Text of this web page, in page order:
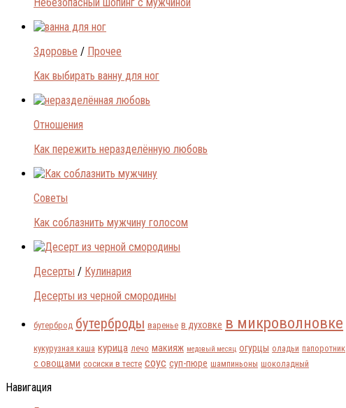
Здоровье / Прочее
Как выбирать ванну для ног
Отношения
Как пережить неразделённую любовь
Советы
Как соблазнить мужчину голосом
Десерты / Кулинария
Десерты из черной смородины
бутерброд бутерброды варенье в духовке в микроволновке
кукурузная каша курица лечо макияж медовый месяц огурцы оладьи папоротник
с овощами сосиски в тесте соус суп-пюре шампиньоны шоколадный
Навигация